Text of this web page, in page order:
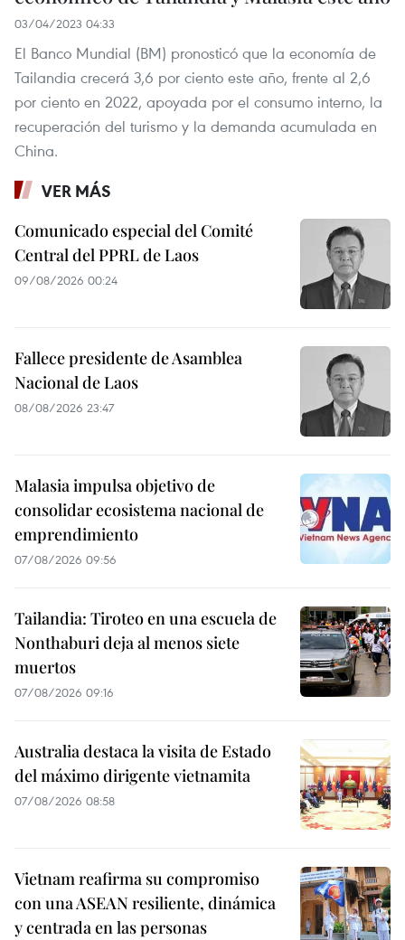
03/04/2023 04:33
El Banco Mundial (BM) pronosticó que la economía de
Tailandia crecerá 3,6 por ciento este año, frente al 2,6
por ciento en 2022, apoyada por el consumo interno, la
recuperación del turismo y la demanda acumulada en
China.
VER MÁS
Comunicado especial del Comité
Central del PPRL de Laos
09/08/2026 00:24
Fallece presidente de Asamblea
Nacional de Laos
08/08/2026 23:47
Malasia impulsa objetivo de
consolidar ecosistema nacional de
emprendimiento
07/08/2026 09:56
Tailandia: Tiroteo en una escuela de
Nonthaburi deja al menos siete
muertos
07/08/2026 09:16
Australia destaca la visita de Estado
del máximo dirigente vietnamita
07/08/2026 08:58
Vietnam reafirma su compromiso
con una ASEAN resiliente, dinámica
y centrada en las personas